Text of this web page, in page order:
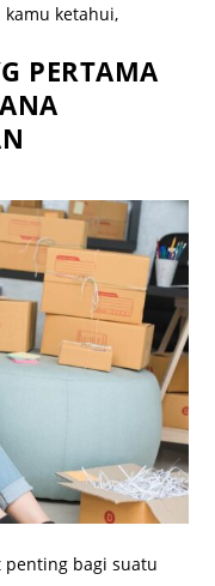
ketahui,
PERTAMA
penting bagi suatu